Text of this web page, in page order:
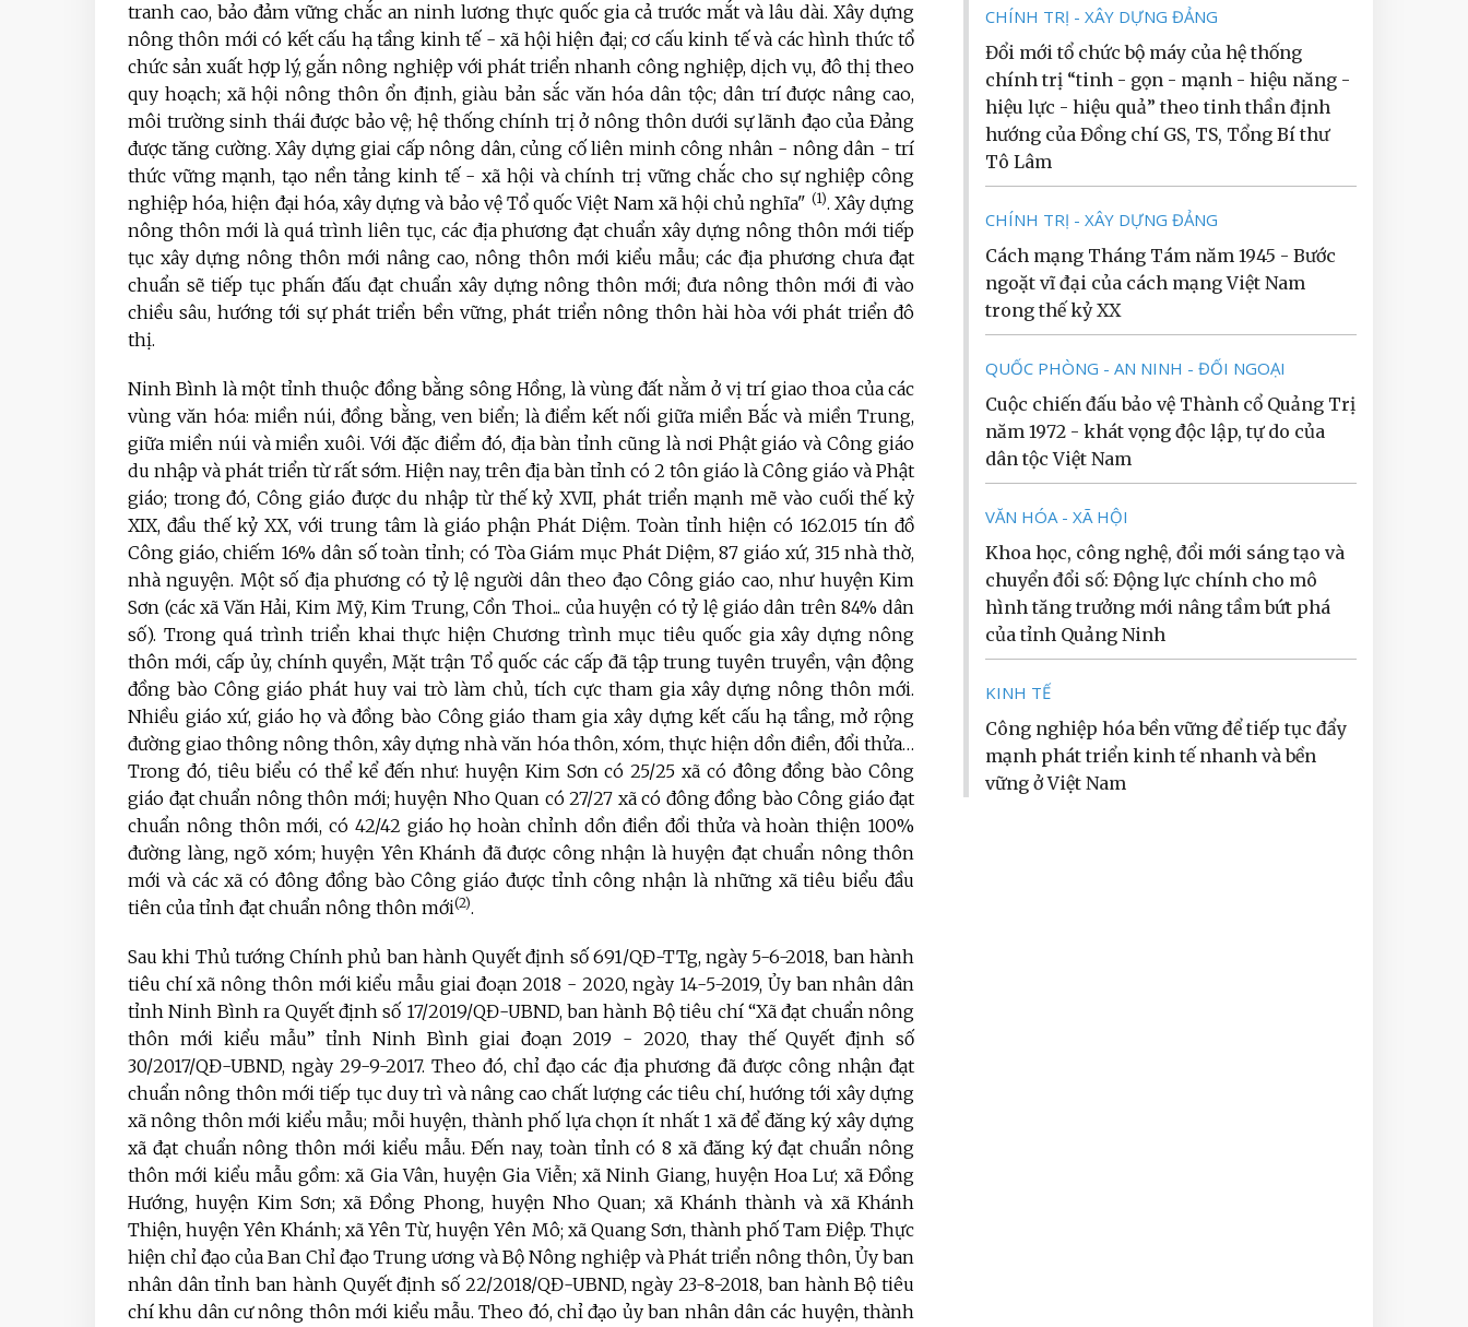
tranh cao, bảo đảm vững chắc an ninh lương thực quốc gia cả trước mắt và lâu dài. Xây dựng
nông thôn mới có kết cấu hạ tầng kinh tế - xã hội hiện đại; cơ cấu kinh tế và các hình thức tổ
chức sản xuất hợp lý, gắn nông nghiệp với phát triển nhanh công nghiệp, dịch vụ, đô thị theo
quy hoạch; xã hội nông thôn ổn định, giàu bản sắc văn hóa dân tộc; dân trí được nâng cao,
môi trường sinh thái được bảo vệ; hệ thống chính trị ở nông thôn dưới sự lãnh đạo của Đảng
được tăng cường. Xây dựng giai cấp nông dân, củng cố liên minh công nhân - nông dân - trí
thức vững mạnh, tạo nền tảng kinh tế - xã hội và chính trị vững chắc cho sự nghiệp công
nghiệp hóa, hiện đại hóa, xây dựng và bảo vệ Tổ quốc Việt Nam xã hội chủ nghĩa" (1). Xây dựng
nông thôn mới là quá trình liên tục, các địa phương đạt chuẩn xây dựng nông thôn mới tiếp
tục xây dựng nông thôn mới nâng cao, nông thôn mới kiểu mẫu; các địa phương chưa đạt
chuẩn sẽ tiếp tục phấn đấu đạt chuẩn xây dựng nông thôn mới; đưa nông thôn mới đi vào
chiều sâu, hướng tới sự phát triển bền vững, phát triển nông thôn hài hòa với phát triển đô
thị.
Ninh Bình là một tỉnh thuộc đồng bằng sông Hồng, là vùng đất nằm ở vị trí giao thoa của các
vùng văn hóa: miền núi, đồng bằng, ven biển; là điểm kết nối giữa miền Bắc và miền Trung,
giữa miền núi và miền xuôi. Với đặc điểm đó, địa bàn tỉnh cũng là nơi Phật giáo và Công giáo
du nhập và phát triển từ rất sớm. Hiện nay, trên địa bàn tỉnh có 2 tôn giáo là Công giáo và Phật
giáo; trong đó, Công giáo được du nhập từ thế kỷ XVII, phát triển mạnh mẽ vào cuối thế kỷ
XIX, đầu thế kỷ XX, với trung tâm là giáo phận Phát Diệm. Toàn tỉnh hiện có 162.015 tín đồ
Công giáo, chiếm 16% dân số toàn tỉnh; có Tòa Giám mục Phát Diệm, 87 giáo xứ, 315 nhà thờ,
nhà nguyện. Một số địa phương có tỷ lệ người dân theo đạo Công giáo cao, như huyện Kim
Sơn (các xã Văn Hải, Kim Mỹ, Kim Trung, Cồn Thoi... của huyện có tỷ lệ giáo dân trên 84% dân
số). Trong quá trình triển khai thực hiện Chương trình mục tiêu quốc gia xây dựng nông
thôn mới, cấp ủy, chính quyền, Mặt trận Tổ quốc các cấp đã tập trung tuyên truyền, vận động
đồng bào Công giáo phát huy vai trò làm chủ, tích cực tham gia xây dựng nông thôn mới.
Nhiều giáo xứ, giáo họ và đồng bào Công giáo tham gia xây dựng kết cấu hạ tầng, mở rộng
đường giao thông nông thôn, xây dựng nhà văn hóa thôn, xóm, thực hiện dồn điền, đổi thửa…
Trong đó, tiêu biểu có thể kể đến như: huyện Kim Sơn có 25/25 xã có đông đồng bào Công
giáo đạt chuẩn nông thôn mới; huyện Nho Quan có 27/27 xã có đông đồng bào Công giáo đạt
chuẩn nông thôn mới, có 42/42 giáo họ hoàn chỉnh dồn điền đổi thửa và hoàn thiện 100%
đường làng, ngõ xóm; huyện Yên Khánh đã được công nhận là huyện đạt chuẩn nông thôn
mới và các xã có đông đồng bào Công giáo được tỉnh công nhận là những xã tiêu biểu đầu
tiên của tỉnh đạt chuẩn nông thôn mới(2).
Sau khi Thủ tướng Chính phủ ban hành Quyết định số 691/QĐ-TTg, ngày 5-6-2018, ban hành
tiêu chí xã nông thôn mới kiểu mẫu giai đoạn 2018 - 2020, ngày 14-5-2019, Ủy ban nhân dân
tỉnh Ninh Bình ra Quyết định số 17/2019/QĐ-UBND, ban hành Bộ tiêu chí “Xã đạt chuẩn nông
thôn mới kiểu mẫu” tỉnh Ninh Bình giai đoạn 2019 - 2020, thay thế Quyết định số
30/2017/QĐ-UBND, ngày 29-9-2017. Theo đó, chỉ đạo các địa phương đã được công nhận đạt
chuẩn nông thôn mới tiếp tục duy trì và nâng cao chất lượng các tiêu chí, hướng tới xây dựng
xã nông thôn mới kiểu mẫu; mỗi huyện, thành phố lựa chọn ít nhất 1 xã để đăng ký xây dựng
xã đạt chuẩn nông thôn mới kiểu mẫu. Đến nay, toàn tỉnh có 8 xã đăng ký đạt chuẩn nông
thôn mới kiểu mẫu gồm: xã Gia Vân, huyện Gia Viễn; xã Ninh Giang, huyện Hoa Lư; xã Đồng
Hướng, huyện Kim Sơn; xã Đồng Phong, huyện Nho Quan; xã Khánh thành và xã Khánh
Thiện, huyện Yên Khánh; xã Yên Từ, huyện Yên Mô; xã Quang Sơn, thành phố Tam Điệp. Thực
hiện chỉ đạo của Ban Chỉ đạo Trung ương và Bộ Nông nghiệp và Phát triển nông thôn, Ủy ban
nhân dân tỉnh ban hành Quyết định số 22/2018/QĐ-UBND, ngày 23-8-2018, ban hành Bộ tiêu
chí khu dân cư nông thôn mới kiểu mẫu. Theo đó, chỉ đạo ủy ban nhân dân các huyện, thành
CHÍNH TRỊ - XÂY DỰNG ĐẢNG
Đổi mới tổ chức bộ máy của hệ thống
chính trị “tinh - gọn - mạnh - hiệu năng -
hiệu lực - hiệu quả” theo tinh thần định
hướng của Đồng chí GS, TS, Tổng Bí thư
Tô Lâm
CHÍNH TRỊ - XÂY DỰNG ĐẢNG
Cách mạng Tháng Tám năm 1945 - Bước
ngoặt vĩ đại của cách mạng Việt Nam
trong thế kỷ XX
QUỐC PHÒNG - AN NINH - ĐỐI NGOẠI
Cuộc chiến đấu bảo vệ Thành cổ Quảng Trị
năm 1972 - khát vọng độc lập, tự do của
dân tộc Việt Nam
VĂN HÓA - XÃ HỘI
Khoa học, công nghệ, đổi mới sáng tạo và
chuyển đổi số: Động lực chính cho mô
hình tăng trưởng mới nâng tầm bứt phá
của tỉnh Quảng Ninh
KINH TẾ
Công nghiệp hóa bền vững để tiếp tục đẩy
mạnh phát triển kinh tế nhanh và bền
vững ở Việt Nam